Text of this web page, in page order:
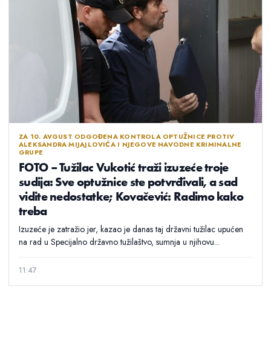
ZA 10. AVGUST ODGOĐENA KONTROLA OPTUŽNICE PROTIV
ALEKSANDRA MIJAJLOVIĆA I NJEGOVE NAVODNE KRIMINALNE
GRUPE
FOTO – Tužilac Vukotić traži izuzeće troje
sudija: Sve optužnice ste potvrđivali, a sad
vidite nedostatke; Kovačević: Radimo kako
treba
Izuzeće je zatražio jer, kazao je danas taj državni tužilac upućen
na rad u Specijalno državno tužilaštvo, sumnja u njihovu...
11:47